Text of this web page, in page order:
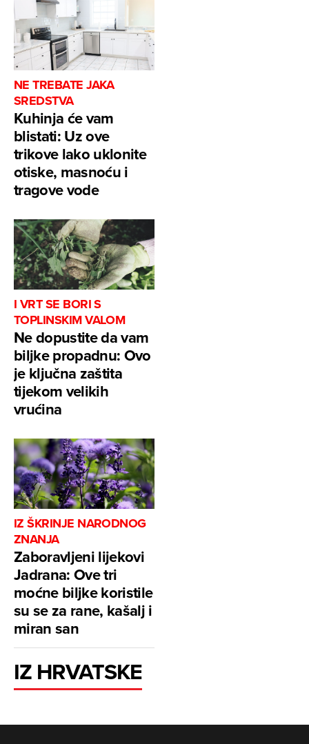
NE TREBATE JAKA
SREDSTVA
Kuhinja će vam
blistati: Uz ove
trikove lako uklonite
otiske, masnoću i
tragove vode
I VRT SE BORI S
TOPLINSKIM VALOM
Ne dopustite da vam
biljke propadnu: Ovo
je ključna zaštita
tijekom velikih
vrućina
IZ ŠKRINJE NARODNOG
ZNANJA
Zaboravljeni lijekovi
Jadrana: Ove tri
moćne biljke koristile
su se za rane, kašalj i
miran san
IZ HRVATSKE